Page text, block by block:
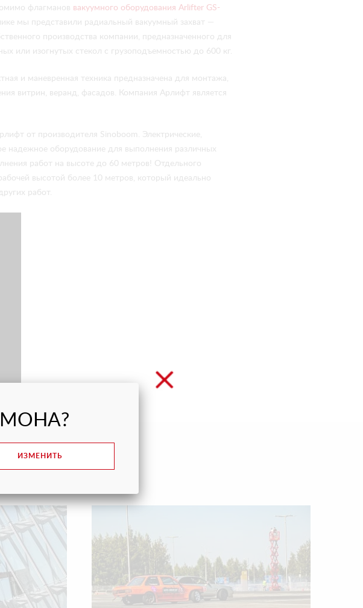
флагманов вакуумного оборудования Arlifter GS-
мы представили радиальный вакуумный захват —
производства компании, предназначенного для
или изогнутых стекол с грузоподъемностью до 600 кг.
и маневренная техника предназначена для монтажа,
витрин, веранд, фасадов. Компания Арлифт является
от производителя Sinoboom. Электрические,
надежное оборудование для выполнения различных
работ на высоте до 60 метров! Отдельного
рабочей высотой более 10 метров, который идеально
работ.
ИЗМЕНИТЬ